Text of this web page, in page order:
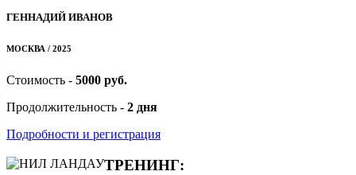
ГЕННАДИЙ ИВАНОВ
МОСКВА / 2025
Стоимость - 5000 руб.
Продолжительность - 2 дня
Подробности и регистрация
ТРЕНИНГ: